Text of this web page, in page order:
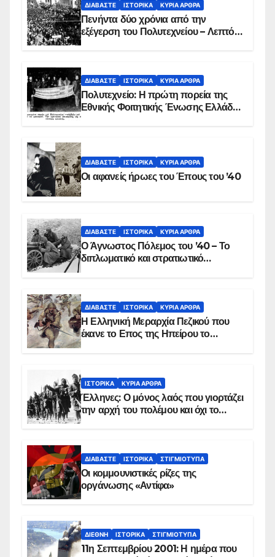
ΔΙΑΒΆΣΤΕ ΙΣΤΟΡΙΚΆ ΚΥΡΙΑ ΑΡΘΡΑ
Πενήντα δύο χρόνια από την
εξέγερση του Πολυτεχνείου – Λεπτό
ΔΙΑΒΆΣΤΕ ΙΣΤΟΡΙΚΆ ΚΥΡΙΑ ΑΡΘΡΑ
Πολυτεχνείο: Η πρώτη πορεία της
Εθνικής Φοιτητικής Ένωσης Ελλάδος
ΔΙΑΒΆΣΤΕ ΙΣΤΟΡΙΚΆ ΚΥΡΙΑ ΑΡΘΡΑ
Οι αφανείς ήρωες του Έπους του ’40
ΔΙΑΒΆΣΤΕ ΙΣΤΟΡΙΚΆ ΚΥΡΙΑ ΑΡΘΡΑ
Ο Άγνωστος Πόλεμος του ’40 – Το
διπλωματικό και στρατιωτικό
ΔΙΑΒΆΣΤΕ ΙΣΤΟΡΙΚΆ ΚΥΡΙΑ ΑΡΘΡΑ
Η Ελληνική Μεραρχία Πεζικού που
έκανε το Επος της Ηπείρου το
ΙΣΤΟΡΙΚΆ ΚΥΡΙΑ ΑΡΘΡΑ
Έλληνες: Ο μόνος λαός που γιορτάζει
την αρχή του πολέμου και όχι το
ΔΙΑΒΆΣΤΕ ΙΣΤΟΡΙΚΆ ΣΤΙΓΜΙΌΤΥΠΑ
Οι κομμουνιστικές ρίζες της
οργάνωσης «Αντίφα»
ΔΙΕΘΝΉ ΙΣΤΟΡΙΚΆ ΣΤΙΓΜΙΌΤΥΠΑ
11η Σεπτεμβρίου 2001: Η ημέρα που